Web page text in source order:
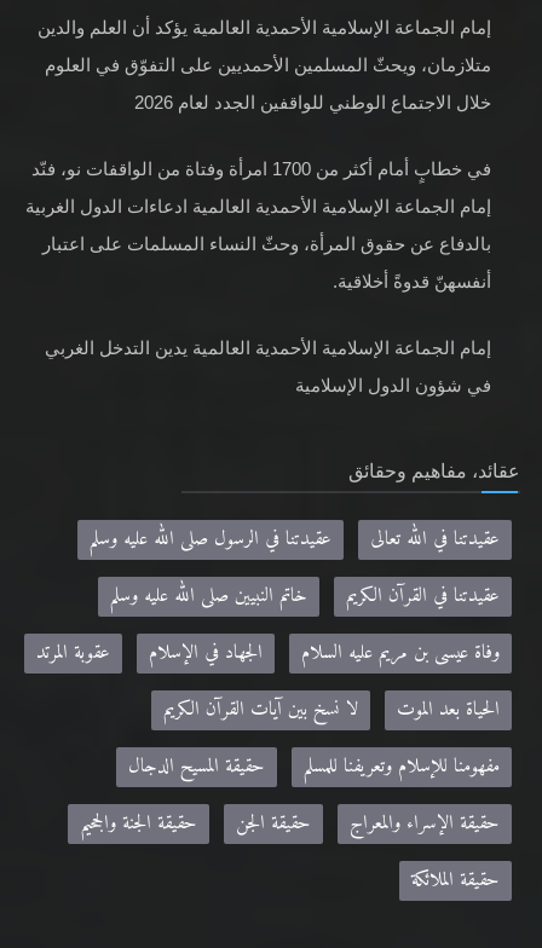
متلازمان، ويحثّ المسلمين الأحمديين على التفوّق في العلوم
في خطابٍ أمام أكثر من 1700 امرأة وفتاة من الواقفات نو، فنّد
إمام الجماعة الإسلامية الأحمدية العالمية ادعاءات الدول الغربية
بالدفاع عن حقوق المرأة، وحثّ النساء المسلمات على اعتبار
إمام الجماعة الإسلامية الأحمدية العالمية يدين التدخل الغربي
عقيدتنا في الله تعالى
عقيدتنا في الرسول صلى الله عليه وسلم
عقيدتنا في القرآن الكريم
خاتم النبيين صلى الله عليه وسلم
وفاة عيسى بن مريم عليه السلام
الجهاد في الإسلام
الحياة بعد الموت
لا نسخ بين آيات القرآن الكريم
مفهومنا للإسلام وتعريفنا للمسلم
حقيقة المسيح الدجال
حقيقة الإسراء والمعراج
حقيقة الجن
حقيقة الجنة والجحيم
حقيقة الملائكة
مواقع صديقة: